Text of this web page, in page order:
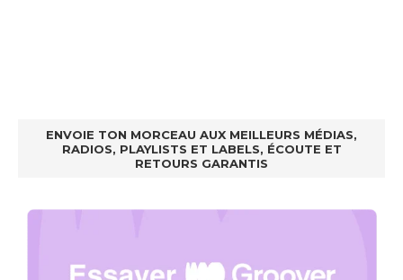
ENVOIE TON MORCEAU AUX MEILLEURS MÉDIAS,
RADIOS, PLAYLISTS ET LABELS, ÉCOUTE ET
RETOURS GARANTIS